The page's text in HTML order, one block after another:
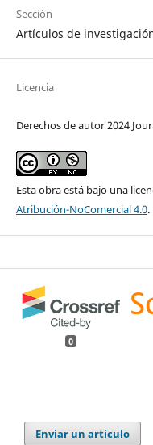
Sección
Artículos de
Licencia
Derechos de autor 2024
Esta obra está bajo una
Atribución-NoComercial 4.0.
0
Enviar un artículo